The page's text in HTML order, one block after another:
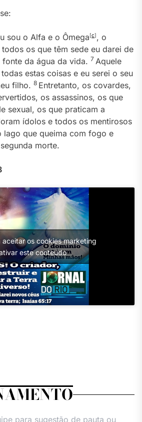
sou o Alfa e o Ômega[c], o
os que têm sede eu darei de
da água da vida. 7 Aquele
estas coisas e eu serei o seu
filho. 8 Entretanto, os covardes,
os assassinos, os que
sexual, os que praticam a
ídolos e todos os mentirosos
lago que queima com fogo e
morte.
aceitar os cookies marketing
este conteúdo
para sugestão de pauta ou